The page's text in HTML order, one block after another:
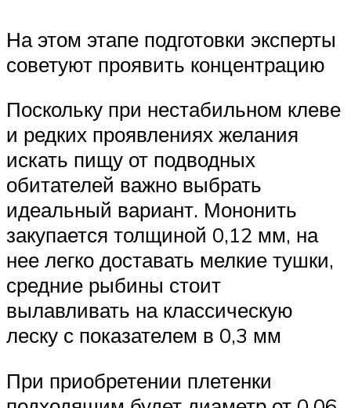
На этом этапе подготовки эксперты
советуют проявить концентрацию
Поскольку при нестабильном клеве
и редких проявлениях желания
искать пищу от подводных
обитателей важно выбрать
идеальный вариант. Мононить
закупается толщиной 0,12 мм, на
нее легко доставать мелкие тушки,
средние рыбины стоит
вылавливать на классическую
леску с показателем в 0,3 мм
При приобретении плетенки